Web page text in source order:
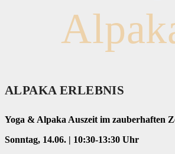
ALPAKA ERLEBNIS
Yoga & Alpaka Auszeit im zauberhaften
Sonntag, 14.06. | 10:30-13:30 Uhr